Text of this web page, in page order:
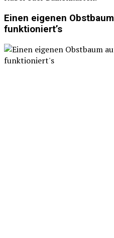
Einen eigenen
funktioniert’s